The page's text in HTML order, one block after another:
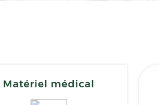
Matériel médical